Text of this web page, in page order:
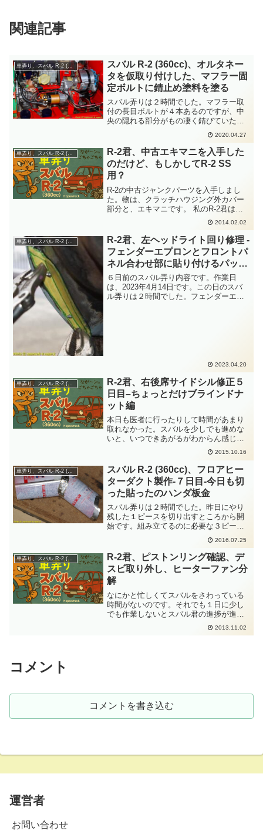
関連記事
車弄り、スバル R-2 (360cc)
スバル R-2 (360cc)、オルタネー
タを仮取り付けした、マフラー固
定ボルトに錆止め塗料を塗る
スバル弄りは２時間でした。マフラー取
付の長目ボルトが４本あるのですが、中
央の隠れる部分がもの凄く錆びていたん
です。そのボルトに錆止め塗料を塗りま
す。エンジンルーム配線の固定位置決め
をするためにオルタネータを仮取付しま
した。ケーブルを這わして、こうかなー
と、いろいろと試してみます。
2020.04.27
車弄り、スバル R-2 (360cc)
R-2君、中古エキマニを入手した
のだけど、もしかしてR-2 SS
用？
R-2の中古ジャンクパーツを入手しまし
た。物は、クラッチハウジング外カバー
部分と、エキマニです。 私のR-2君は、
エキマニに穴が開いていたので、ともか
くエキマニ欲しい病が発症しておりま
す。もう、それはそれは、生死をさまよ
うように、ゾンビがフ...
2014.02.02
R-2君、左ヘッドライト回り修理 -
フェンダーエプロンとフロントパ
ネル合わせ部に貼り付けるパッチ
鉄板切り出し
６日前のスバル弄り内容です。作業日
は、2023年4月14日です。この日のスバ
ル弄りは２時間でした。フェンダーエプ
2023.04.20
R-2君、右後席サイドシル修正５
日目–ちょっとだけブラインドナ
ット編
本日も医者に行ったりして時間があまり
取れなかった。スバルを少しでも進めな
いと、いつできあがるがわからん感じな
ので、無理やりにスバルいじりを割り込
ませた。本日のスバルいじりは40分でし
た。サイドシルからシートブラケットを
もぎ取って惨いことにな...
2015.10.16
車弄り、スバル R-2 (360cc)
スバル R-2 (360cc)、フロアヒー
ターダクト製作-７日目-今日も切
った貼ったのハンダ板金
スバル弄りは２時間でした。昨日にやり
残した１ピースを切り出すところから開
始です。組み立てるのに必要な３ピース
が揃いましたが内部がラッカー塗料で汚
れているので掃除します。スプレー缶の
筒状立体物を斜めの角度で連結です。連
結方手法はハンダ板金です。じつくりと
ハンダ鏝で炙って２ピースの合体ができ
たところで時間切れ終了となりました。
2016.07.25
車弄り、スバル R-2 (360cc)
R-2君、ピストンリング確認、デ
スビ取り外し、ヒーターファン分
解
なにかと忙しくてスバルをさわっている
時間がないのです。それでも１日に少し
でも作業しないとスバル君の進捗が進み
ません。ってことで、仕事の合間にちょ
ろちょろと作業をすることにした。 まず
2013.11.02
コメント
コメントを書き込む
運営者
お問い合わせ